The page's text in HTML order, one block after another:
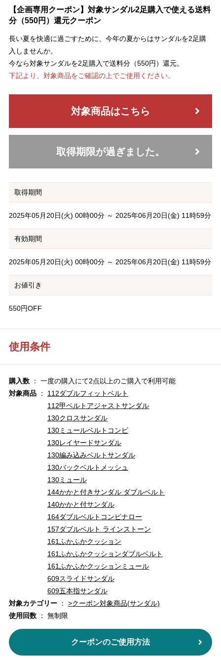
【企画専用クーポン】対象サンダル2足購入で使える送料
分（550円）還元クーポン
長い夏を快適に過ごすために、今年の夏からはサンダルを2足購
入しませんか。
今なら対象サンダルを2足購入で送料分（550円）還元。
下記より、対象商品をご確認の上でご使用ください。
対象商品はこちら
取得期限が過ぎました。
取得期間
2025年05月20日(火) 00時00分 ～ 2025年06月20日(金) 11時59分
有効期間
2025年05月20日(火) 00時00分 ～ 2025年06月20日(金) 11時59分
お値引き
550円OFF
使用条件
購入数： 一度の購入にて2点以上のご購入で利用可能
対象商品： 112ダブルフィットベルト
112甲ベルトアジャストサンダル
130クロスサンダル
130ミュールベルトコンビ
130レイヤードサンダル
130編み込みベルトサンダル
130バックベルトメッシュ
130ミュール
144かかと付きサンダル ダブルベルト
140かかと付サンダル
164ダブルベルトコンビナロー
157ダブルベルト ラインストーン
161ふかふかクッション
161ふかふかクッションダブルベルト
161ふかふかクッションミュール
609スライドサンダル
609五本指サンダル
対象カテゴリー： >クーポン対象商品(サンダル)
使用回数： 無制限
クーポンのご使用方法